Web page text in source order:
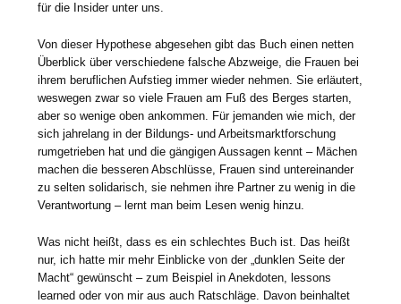
für die Insider unter uns.
Von dieser Hypothese abgesehen gibt das Buch einen netten
Überblick über verschiedene falsche Abzweige, die Frauen bei
ihrem beruflichen Aufstieg immer wieder nehmen. Sie erläutert,
weswegen zwar so viele Frauen am Fuß des Berges starten,
aber so wenige oben ankommen. Für jemanden wie mich, der
sich jahrelang in der Bildungs- und Arbeitsmarktforschung
rumgetrieben hat und die gängigen Aussagen kennt – Mächen
machen die besseren Abschlüsse, Frauen sind untereinander
zu selten solidarisch, sie nehmen ihre Partner zu wenig in die
Verantwortung – lernt man beim Lesen wenig hinzu.
Was nicht heißt, dass es ein schlechtes Buch ist. Das heißt
nur, ich hatte mir mehr Einblicke von der „dunklen Seite der
Macht“ gewünscht – zum Beispiel in Anekdoten, lessons
learned oder von mir aus auch Ratschläge. Davon beinhaltet